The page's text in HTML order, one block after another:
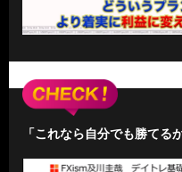
「これなら自分でも勝てる